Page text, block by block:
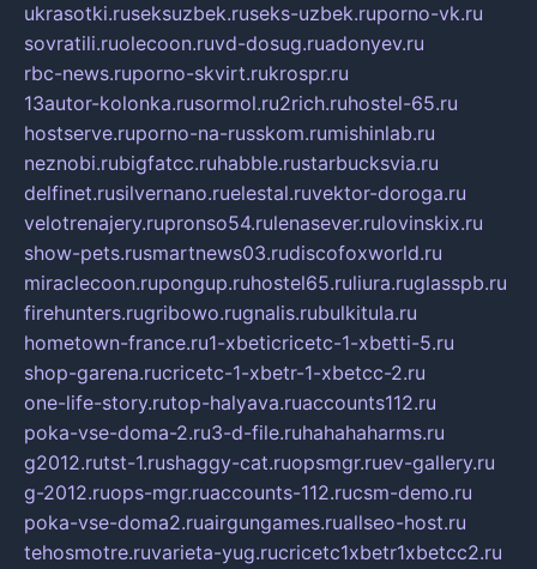
ukrasotki.ruseksuzbek.ruseks-uzbek.ruporno-vk.ru
sovratili.ruolecoon.ruvd-dosug.ruadonyev.ru
rbc-news.ruporno-skvirt.rukrospr.ru
13autor-kolonka.rusormol.ru2rich.ruhostel-65.ru
hostserve.ruporno-na-russkom.rumishinlab.ru
neznobi.rubigfatcc.ruhabble.rustarbucksvia.ru
delfinet.rusilvernano.ruelestal.ruvektor-doroga.ru
velotrenajery.rupronso54.rulenasever.rulovinskix.ru
show-pets.rusmartnews03.rudiscofoxworld.ru
miraclecoon.rupongup.ruhostel65.ruliura.ruglasspb.ru
firehunters.rugribowo.rugnalis.rubulkitula.ru
hometown-france.ru1-xbeticricetc-1-xbetti-5.ru
shop-garena.rucricetc-1-xbetr-1-xbetcc-2.ru
one-life-story.rutop-halyava.ruaccounts112.ru
poka-vse-doma-2.ru3-d-file.ruhahahaharms.ru
g2012.rutst-1.rushaggy-cat.ruopsmgr.ruev-gallery.ru
g-2012.ruops-mgr.ruaccounts-112.rucsm-demo.ru
poka-vse-doma2.ruairgungames.ruallseo-host.ru
tehosmotre.ruvarieta-yug.rucricetc1xbetr1xbetcc2.ru